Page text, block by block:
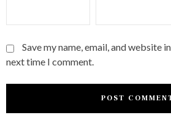
Save my name, email, and website
next time I comment.